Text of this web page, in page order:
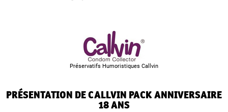
Préservatifs Humoristiques Callvin
PRÉSENTATION DE CALLVIN PACK ANNIVERSAIRE
18 ANS